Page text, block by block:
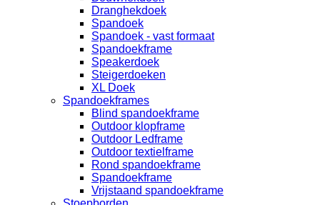
Dranghekdoek
Spandoek
Spandoek - vast formaat
Spandoekframe
Speakerdoek
Steigerdoeken
XL Doek
Spandoekframes
Blind spandoekframe
Outdoor klopframe
Outdoor Ledframe
Outdoor textielframe
Rond spandoekframe
Spandoekframe
Vrijstaand spandoekframe